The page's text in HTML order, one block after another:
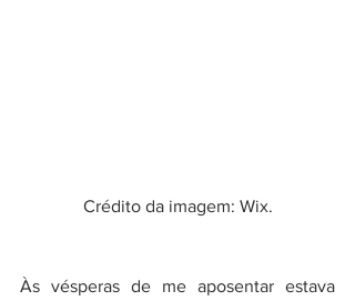
Crédito da imagem: Wix.
Às vésperas de me aposentar estava